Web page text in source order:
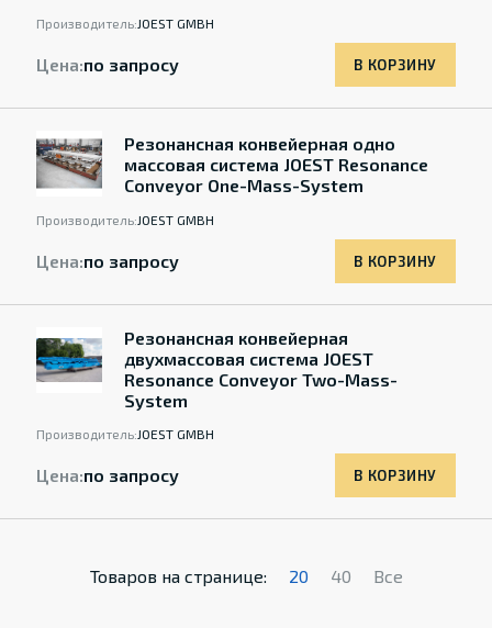
Производитель:JOEST GMBH
Цена:по запросу В КОРЗИНУ
Резонансная конвейерная одно
массовая система JOEST Resonance
Conveyor One-Mass-System
Производитель:JOEST GMBH
Цена:по запросу В КОРЗИНУ
Резонансная конвейерная
двухмассовая система JOEST
Resonance Conveyor Two-Mass-
System
Производитель:JOEST GMBH
Цена:по запросу В КОРЗИНУ
Товаров на странице: 20 40 Все